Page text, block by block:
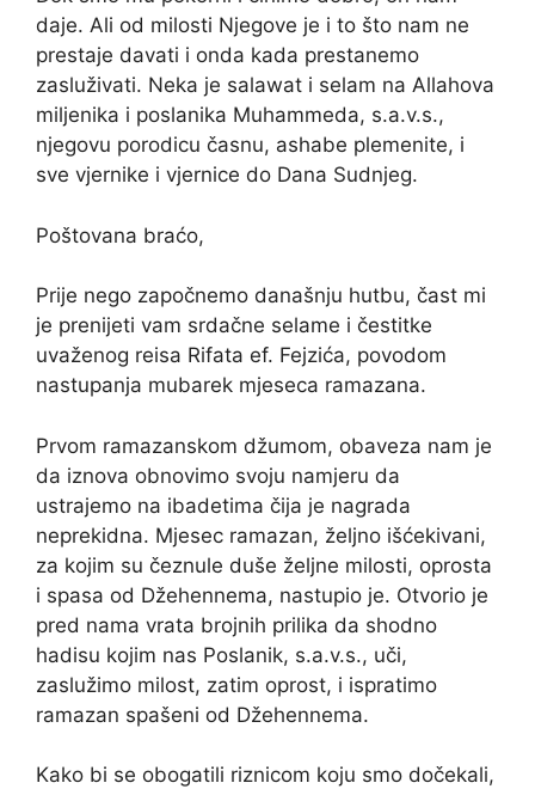
daje. Ali od milosti Njegove je i to što nam ne
prestaje davati i onda kada prestanemo
zasluživati. Neka je salawat i selam na Allahova
miljenika i poslanika Muhammeda, s.a.v.s.,
njegovu porodicu časnu, ashabe plemenite, i
sve vjernike i vjernice do Dana Sudnjeg.
Poštovana braćo,
Prije nego započnemo današnju hutbu, čast mi
je prenijeti vam srdačne selame i čestitke
uvaženog reisa Rifata ef. Fejzića, povodom
nastupanja mubarek mjeseca ramazana.
Prvom ramazanskom džumom, obaveza nam je
da iznova obnovimo svoju namjeru da
ustrajemo na ibadetima čija je nagrada
neprekidna. Mjesec ramazan, željno išćekivani,
za kojim su čeznule duše željne milosti, oprosta
i spasa od Džehennema, nastupio je. Otvorio je
pred nama vrata brojnih prilika da shodno
hadisu kojim nas Poslanik, s.a.v.s., uči,
zaslužimo milost, zatim oprost, i ispratimo
ramazan spašeni od Džehennema.
Kako bi se obogatili riznicom koju smo dočekali,